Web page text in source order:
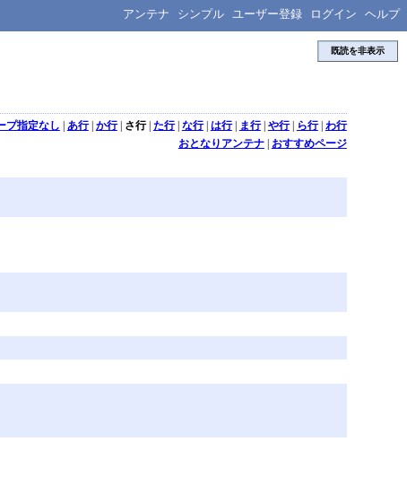
アンテナ シンプル ユーザー登録 ログイン ヘルプ
既読を非表示
プ指定なし | あ行| か行| さ行| た行| な行| は行| ま行| や行| ら行| わ行
おとなりアンテナ| おすすめページ